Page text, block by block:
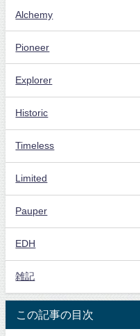
Alchemy
Pioneer
Explorer
Historic
Timeless
Limited
Pauper
EDH
雑記
この記事の目次